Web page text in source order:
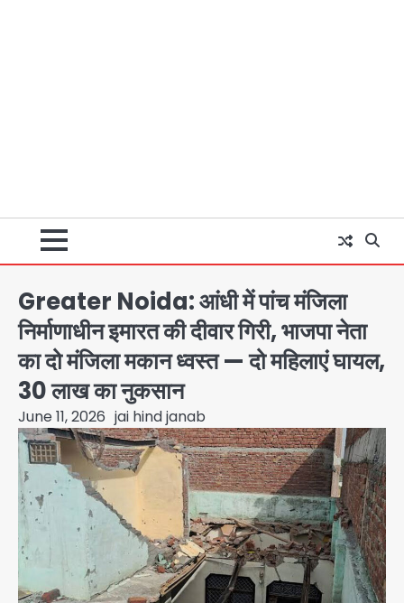
Greater Noida: आंधी में पांच मंजिला
निर्माणाधीन इमारत की दीवार गिरी, भाजपा नेता
का दो मंजिला मकान ध्वस्त — दो महिलाएं घायल,
30 लाख का नुकसान
June 11, 2026 jai hind janab